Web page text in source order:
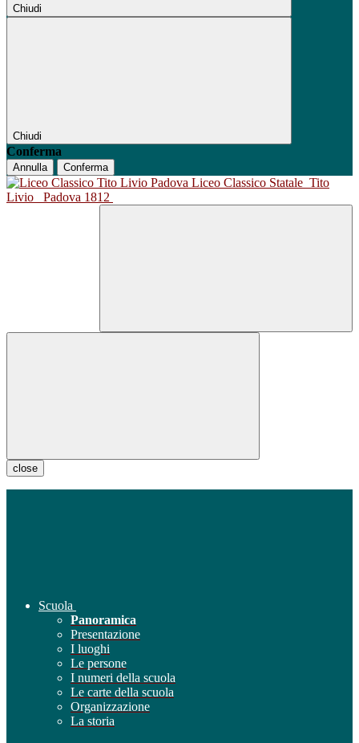
Chiudi
Chiudi
Conferma
Annulla Conferma
Liceo Classico Statale Tito
Livio
Padova 1812
close
Scuola
Panoramica
Presentazione
I luoghi
Le persone
I numeri della scuola
Le carte della scuola
Organizzazione
La storia